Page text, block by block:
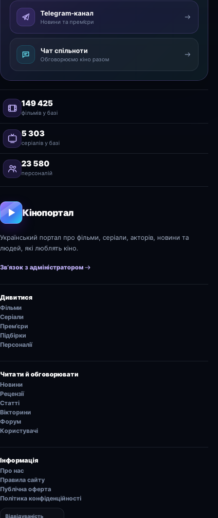
Telegram-канал
Новини та прем’єри
Чат спільноти
Обговорюємо кіно разом
149 425
фільмів у базі
5 303
серіалів у базі
23 580
персоналій
Кінопортал
Український портал про фільми, серіали, акторів, новини та
людей, які люблять кіно.
Зв’язок з адміністратором
Дивитися
Фільми
Серіали
Прем’єри
Підбірки
Персоналії
Читати й обговорювати
Новини
Рецензії
Статті
Вікторини
Форум
Користувачі
Інформація
Про нас
Правила сайту
Публічна оферта
Політика конфіденційності
Відвідуваність